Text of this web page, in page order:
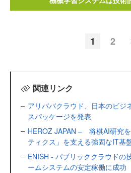
1 2
関連リンク
アリババクラウド、日本のビジ
スパッケージを発表
HEROZ JAPAN – 将棋AI研究
ティクス」を支える強固なIT基
ENISH - パブリッククラウドの
ームシステムの安定稼働に成功